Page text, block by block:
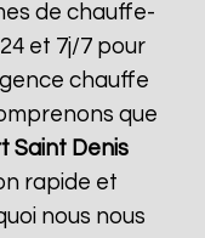
de chauffe-
et 7j/7 pour
chauffe
que
Saint Denis
rapide et
nous nous